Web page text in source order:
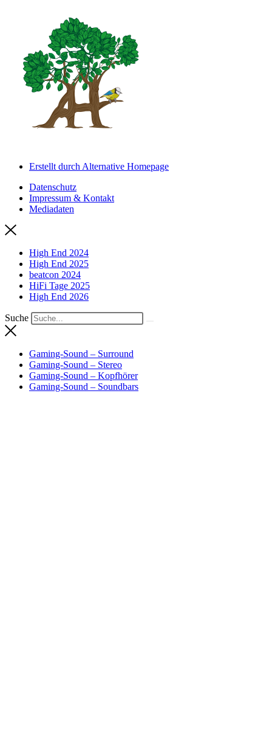
Erstellt durch Alternative Homepage
Datenschutz
Impressum & Kontakt
Mediadaten
High End 2024
High End 2025
beatcon 2024
HiFi Tage 2025
High End 2026
Suche
Gaming-Sound – Surround
Gaming-Sound – Stereo
Gaming-Sound – Kopfhörer
Gaming-Sound – Soundbars